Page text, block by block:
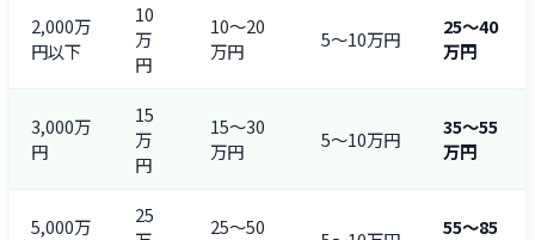
2,000万
円以下
10
万
円
10〜20
万円
5〜10万円
25〜40
万円
3,000万
円
15
万
円
15〜30
万円
5〜10万円
35〜55
万円
5,000万
25
25〜50
55〜85